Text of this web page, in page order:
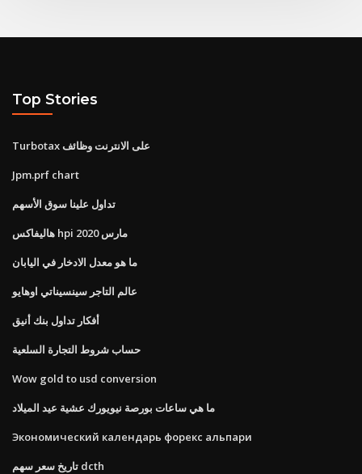
Top Stories
Turbotax على الانترنت وظائف
Jpm.prf chart
تداول علينا سوق الأسهم
هاليفاكس hpi مارس 2020
ما هو معدل الادخار في اليابان
عالم التاجر سينسيناتي اوهايو
أفكار تداول بنك أنيق
حساب شروط التجارة السلعية
Wow gold to usd conversion
ما هي ساعات بورصة نيويورك عشية عيد الميلاد
Экономический календарь форекс альпари
تاريخ سعر سهم dcth